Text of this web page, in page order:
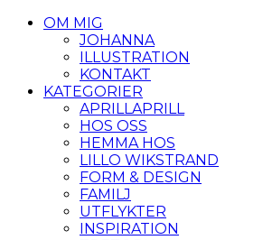
OM MIG
JOHANNA
ILLUSTRATION
KONTAKT
KATEGORIER
APRILLAPRILL
HOS OSS
HEMMA HOS
LILLO WIKSTRAND
FORM & DESIGN
FAMILJ
UTFLYKTER
INSPIRATION